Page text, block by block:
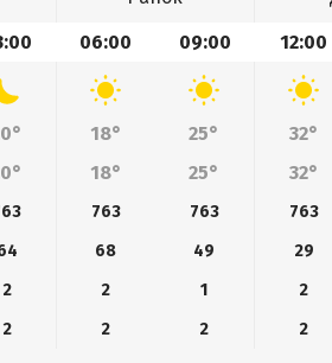
06:00 09:00 12:00
18° 25° 32°
18° 25° 32°
763 763 763
68 49 29
2 2 1 2
2 2 2 2